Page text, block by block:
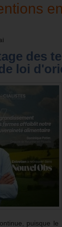
des
loi
puisque